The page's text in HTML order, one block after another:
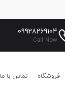
09928269104
Call Now
فروشگاه تماس با ما